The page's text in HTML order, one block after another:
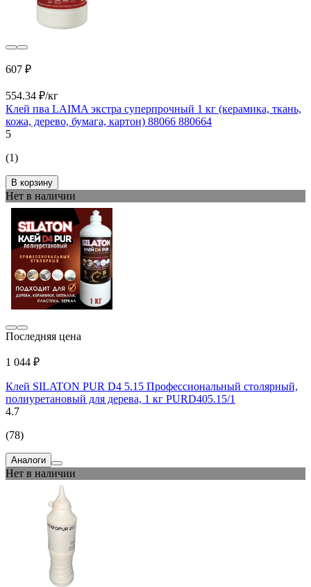
607 ₽
554.34 ₽/кг
Клей пва LAIMA экстра суперпрочный 1 кг (керамика, ткань,
кожа, дерево, бумага, картон) 88066 880664
5
(1)
В корзину
Нет в наличии
Последняя цена
1 044 ₽
Клей SILATON PUR D4 5.15 Профессиональный столярный,
полиуретановый для дерева, 1 кг PURD405.15/1
4.7
(78)
Аналоги
Нет в наличии